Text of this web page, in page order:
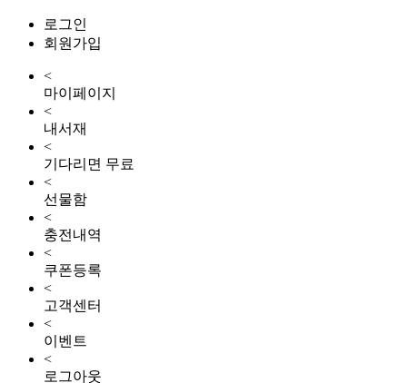
로그인
회원가입
<
마이페이지
<
내서재
<
기다리면 무료
<
선물함
<
충전내역
<
쿠폰등록
<
고객센터
<
이벤트
<
로그아웃